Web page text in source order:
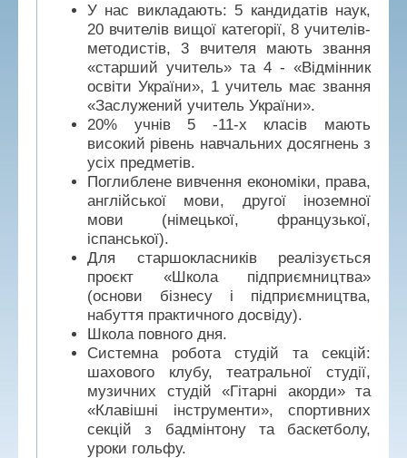
У нас викладають: 5 кандидатів наук,
20 вчителів вищої категорії, 8 учителів-
методистів, 3 вчителя мають звання
«старший учитель» та 4 - «Відмінник
освіти України», 1 учитель має звання
«Заслужений учитель України».
20% учнів 5 -11-х класів мають
високий рівень навчальних досягнень з
усіх предметів.
Поглиблене вивчення економіки, права,
англійської мови, другої іноземної
мови (німецької, французької,
іспанської).
Для старшокласників реалізується
проєкт «Школа підприємництва»
(основи бізнесу і підприємництва,
набуття практичного досвіду).
Школа повного дня.
Системна робота студій та секцій:
шахового клубу, театральної студії,
музичних студій «Гітарні акорди» та
«Клавішні інструменти», спортивних
секцій з бадмінтону та баскетболу,
уроки гольфу.